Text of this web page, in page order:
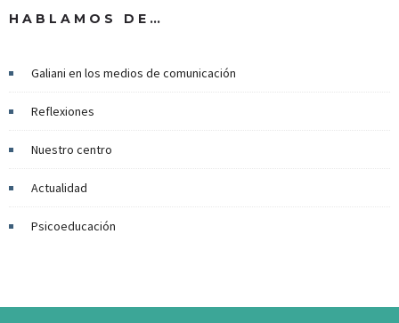
HABLAMOS DE…
Galiani en los medios de comunicación
Reflexiones
Nuestro centro
Actualidad
Psicoeducación